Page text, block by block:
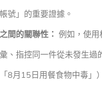
帳號」的重要證據。
間的關聯性： 例如，使用
、指控同一件從未發生過
「8月15日用餐食物中毒」